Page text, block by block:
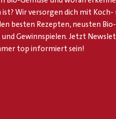
ist? Wir versorgen dich mit Koch-
besten Rezepten, neusten
und Gewinnspielen. Jetzt
top informiert sein!